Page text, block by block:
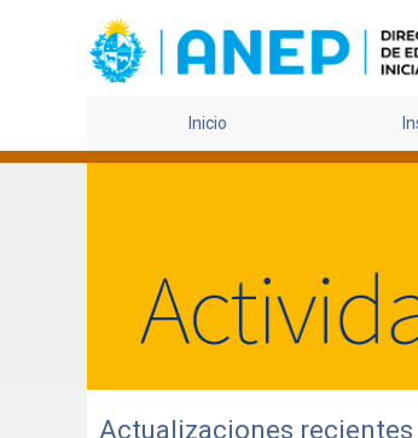
Inicio
Actualizaciones recientes